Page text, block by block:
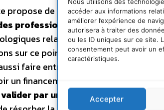
accéder aux informations
améliorer l’expérience de
autorisera à traiter des
ou les ID uniques sur ce site.
consentement peut avoir un
caractéristiques.
Accepter
propose de les renforcer par des
professionnels de la
relatives à la
sur ce point en écoles de
faire entrer dans son conseil
un financement exclusivement
par un « tiers de confiance